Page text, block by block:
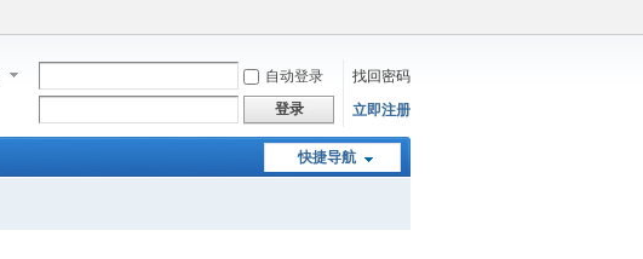
自动登录
找回密码
登录 立即注册
快捷导航